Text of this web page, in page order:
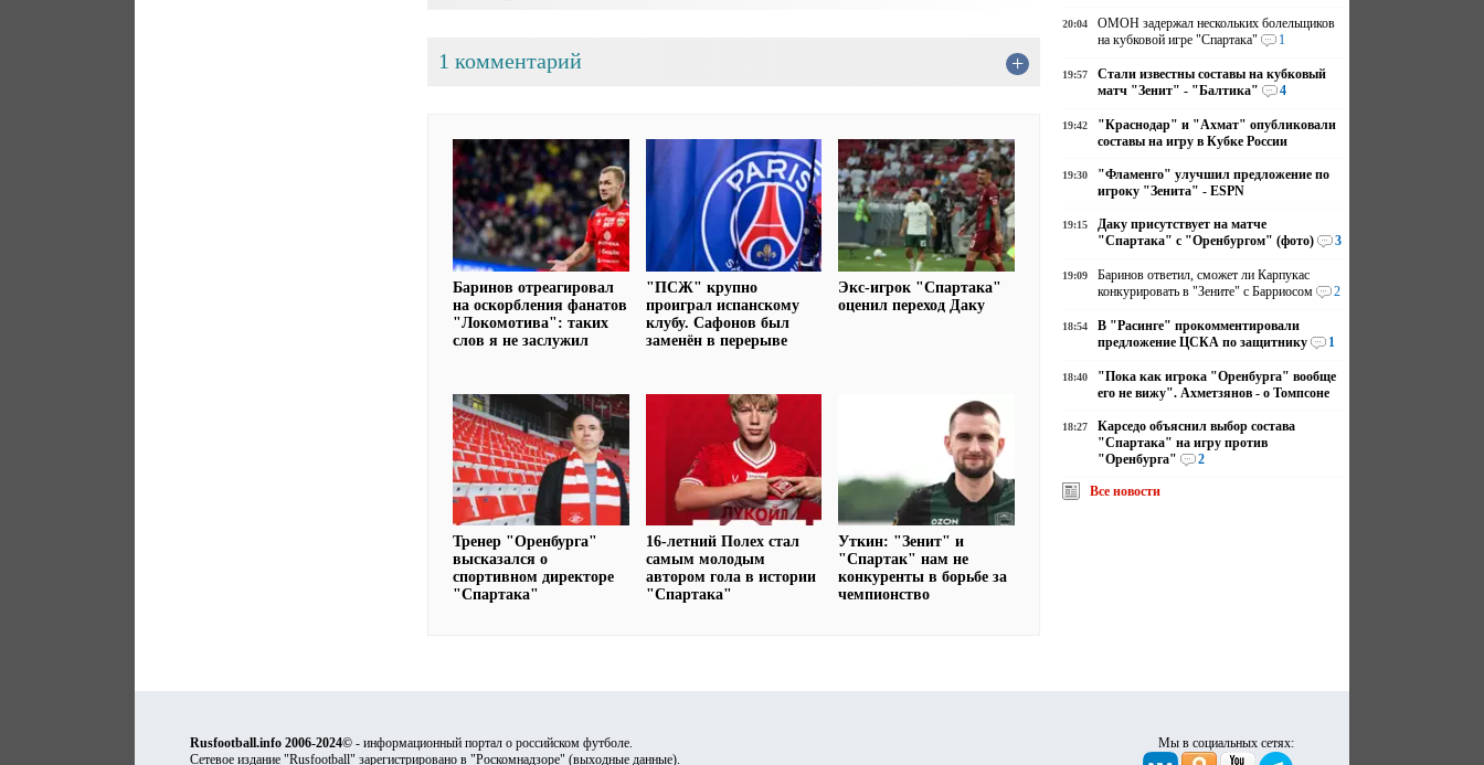
1 комментарий +
Баринов отреагировал
на оскорбления фанатов
"Локомотива": таких
слов я не заслужил
"ПСЖ" крупно
проиграл испанскому
клубу. Сафонов был
заменён в перерыве
Экс-игрок "Спартака"
оценил переход Даку
Тренер "Оренбурга"
высказался о
спортивном директоре
"Спартака"
16-летний Полех стал
самым молодым
автором гола в истории
"Спартака"
Уткин: "Зенит" и
"Спартак" нам не
конкуренты в борьбе за
чемпионство
20:04
ОМОН задержал нескольких болельщиков
на кубковой игре "Спартака"
1
19:57
Стали известны составы на кубковый
матч "Зенит" - "Балтика"
4
19:42
"Краснодар" и "Ахмат" опубликовали
составы на игру в Кубке России
19:30
"Фламенго" улучшил предложение по
игроку "Зенита" - ESPN
19:15
Даку присутствует на матче
"Спартака" с "Оренбургом" (фото)
3
19:09
Баринов ответил, сможет ли Карпукас
конкурировать в "Зените" с Барриосом
2
18:54
В "Расинге" прокомментировали
предложение ЦСКА по защитнику
1
18:40
"Пока как игрока "Оренбурга" вообще
его не вижу". Ахметзянов - о Томпсоне
18:27
Карседо объяснил выбор состава
"Спартака" на игру против
"Оренбурга"
2
Все новости
Rusfootball.info 2006-2024© - информационный портал о российском футболе.
Сетевое издание "Rusfootball" зарегистрировано в "Роскомнадзоре" (выходные данные).
Мы в социальных сетях: